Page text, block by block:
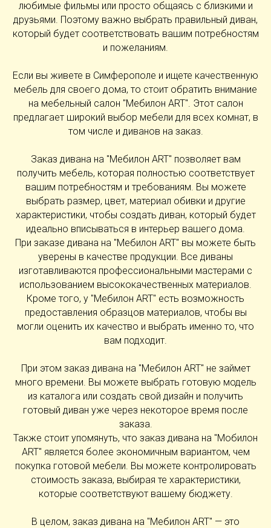
любимые фильмы или просто общаясь с близкими и
друзьями. Поэтому важно выбрать правильный диван,
который будет соответствовать вашим потребностям
и пожеланиям.
Если вы живете в Симферополе и ищете качественную
мебель для своего дома, то стоит обратить внимание
на мебельный салон "Мебилон ART". Этот салон
предлагает широкий выбор мебели для всех комнат, в
том числе и диванов на заказ.
Заказ дивана на "Мебилон ART" позволяет вам
получить мебель, которая полностью соответствует
вашим потребностям и требованиям. Вы можете
выбрать размер, цвет, материал обивки и другие
характеристики, чтобы создать диван, который будет
идеально вписываться в интерьер вашего дома.
При заказе дивана на "Мебилон ART" вы можете быть
уверены в качестве продукции. Все диваны
изготавливаются профессиональными мастерами с
использованием высококачественных материалов.
Кроме того, у "Мебилон ART" есть возможность
предоставления образцов материалов, чтобы вы
могли оценить их качество и выбрать именно то, что
вам подходит.
При этом заказ дивана на "Мебилон ART" не займет
много времени. Вы можете выбрать готовую модель
из каталога или создать свой дизайн и получить
готовый диван уже через некоторое время после
заказа.
Также стоит упомянуть, что заказ дивана на "Мобилон
ART" является более экономичным вариантом, чем
покупка готовой мебели. Вы можете контролировать
стоимость заказа, выбирая те характеристики,
которые соответствуют вашему бюджету.
В целом, заказ дивана на "Мебилон ART" — это